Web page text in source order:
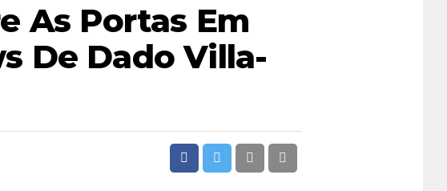
As Portas Em
De Dado Villa-